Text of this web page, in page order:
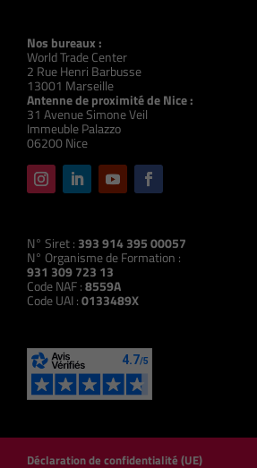
Nos bureaux :
World Trade Center
2 Rue Henri Barbusse
13001 Marseille
Antenne de proximité de Nice :
31 Avenue Simone Veil
Immeuble Palazzo
06200 Nice
N° Siret : 393 914 395 00057
N° Organisme de Formation :
931 309 723 13
Code NAF :8559A
Code UAI :0133489X
Déclaration de confidentialité (UE)